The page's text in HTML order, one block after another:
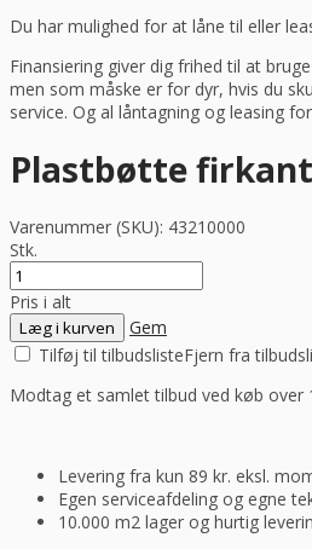
Du har mulighed for at låne til eller
Finansiering giver dig frihed til at
men som måske er for dyr, hvis du
service. Og al låntagning og leasing
Plastbøtte
Varenummer (SKU): 43210000
Stk.
Pris i alt
Læg i kurven
Gem
Tilføj til tilbudslisteFjern fra
Modtag et samlet tilbud ved køb over
Levering fra kun 89 kr. eksl.
Egen serviceafdeling og egne
10.000 m2 lager og hurtig